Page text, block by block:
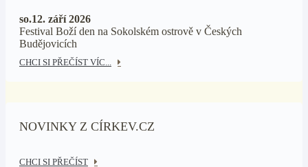
so.12. září 2026
Festival Boží den na Sokolském ostrově v Českých
Budějovicích
CHCI SI PŘEČÍST VÍC...
NOVINKY Z CÍRKEV.CZ
CHCI SI PŘEČÍST